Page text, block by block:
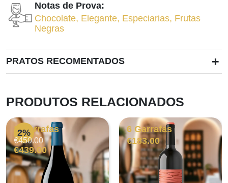
Notas de Prova:
Chocolate, Elegante, Especiarias, Frutas
Negras
PRATOS RECOMENTADOS +
PRODUTOS RELACIONADOS
2%
3 Garrafas
€450.00
O
preço
original
era:
€450.00.
€439.00
O
preço
atual
é:
€439.00.
6 Garrafas
€183.00